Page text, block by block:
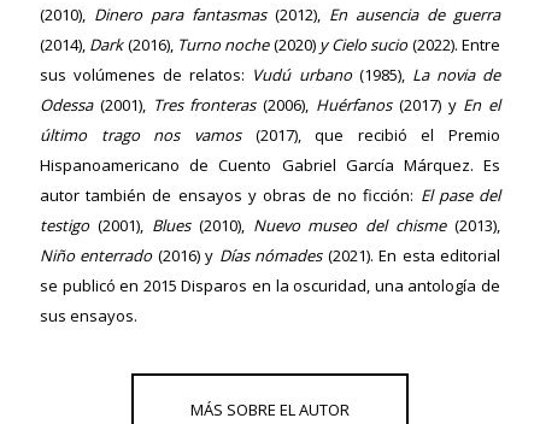
(2010), Dinero para fantasmas(2012), En ausencia de guerra
(2014), Dark(2016), Turno noche(2020) y Cielo sucio(2022). Entre
sus volúmenes de relatos: Vudú urbano(1985), La novia de
Odessa(2001), Tres fronteras(2006), Huérfanos(2017) yEn el
último trago nos vamos(2017), que recibió el Premio
Hispanoamericano de Cuento Gabriel García Márquez. Es
autor también de ensayos y obras de no ficción: El pase del
testigo(2001), Blues(2010), Nuevo museo del chisme(2013),
Niño enterrado(2016) y Días nómades(2021). En esta editorial
se publicó en 2015 Disparos en la oscuridad, una antología de
sus ensayos.